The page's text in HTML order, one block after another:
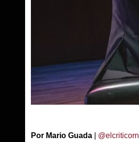
Por Mario Guada
@elcriticorn